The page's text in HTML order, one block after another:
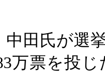
田氏が選
万票を投